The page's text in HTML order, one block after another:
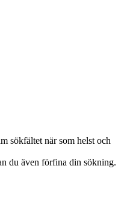
sökfältet när som helst och
du även förfina din sökning.